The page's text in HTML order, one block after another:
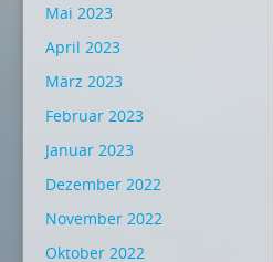
Mai 2023
April 2023
März 2023
Februar 2023
Januar 2023
Dezember 2022
November 2022
Oktober 2022